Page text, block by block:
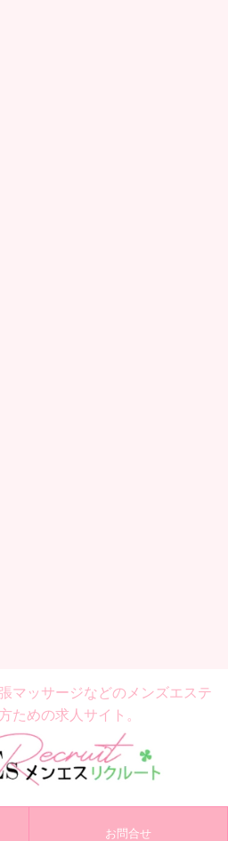
マッサージなどの メンズエステ
ための求人サイト。
お問合せ